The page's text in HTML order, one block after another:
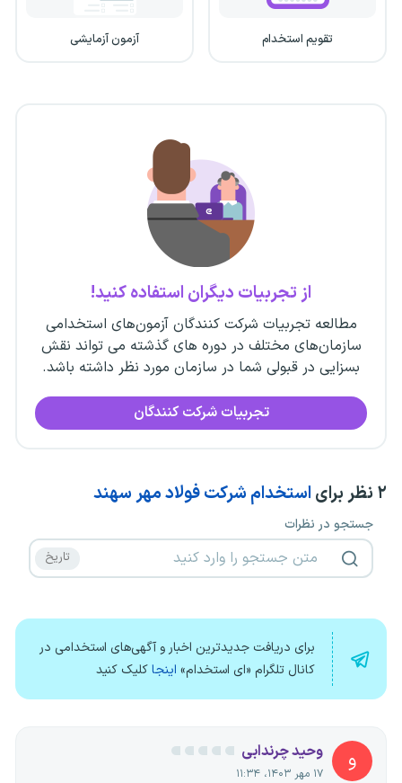
تقویم استخدام آزمون آزمایشی
از تجربیات دیگران استفاده کنید!
مطالعه تجربیات شرکت کنندگان آزمون‌های استخدامی
سازمان‌های مختلف در دوره های گذشته می تواند نقش
بسزایی در قبولی شما در سازمان مورد نظر داشته باشد.
تجربیات شرکت کنندگان
۲ نظر برای استخدام شرکت فولاد مهر سهند
جستجو در نظرات
برای دریافت جدیدترین اخبار و آگهی‌های استخدامی در
کانال تلگرام «ای استخدام» اینجاکلیک کنید
و وحید چرندابی
۱۷ مهر ۱۴۰۳، ۱۱:۳۴